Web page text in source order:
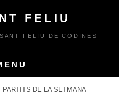
FELIU
FELIU DE CODINES
PARTITS DE LA SETMANA